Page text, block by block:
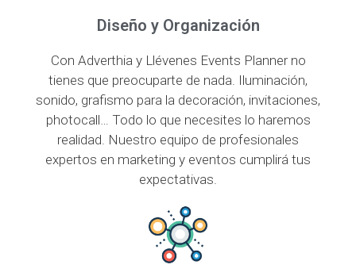
Diseño y Organización
Con Adverthia y Llévenes Events Planner no
tienes que preocuparte de nada. Iluminación,
sonido, grafismo para la decoración, invitaciones,
photocall… Todo lo que necesites lo haremos
realidad. Nuestro equipo de profesionales
expertos en marketing y eventos cumplirá tus
expectativas.